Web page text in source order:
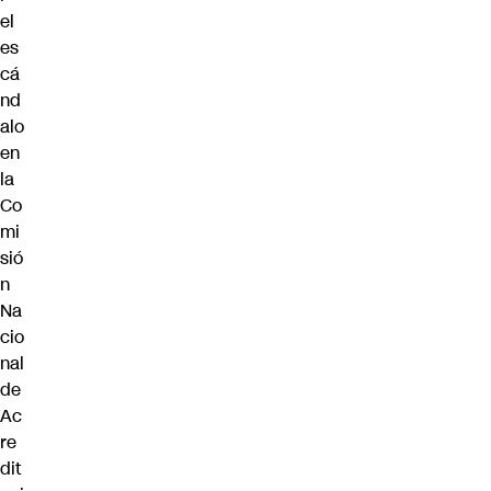
el
es
cá
nd
alo
en
la
Co
mi
sió
n
Na
cio
nal
de
Ac
re
dit